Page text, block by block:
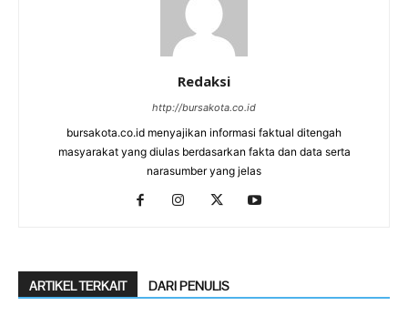
Redaksi
http://bursakota.co.id
bursakota.co.id menyajikan informasi faktual ditengah
masyarakat yang diulas berdasarkan fakta dan data serta
narasumber yang jelas
ARTIKEL TERKAIT DARI PENULIS